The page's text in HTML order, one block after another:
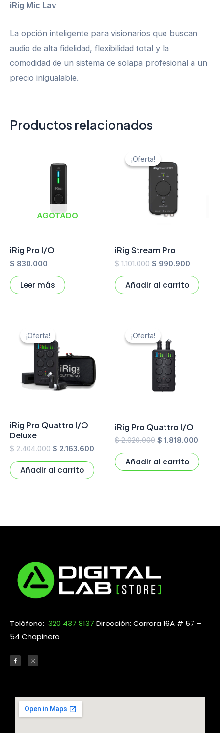
iRig Mic Lav
La opción inteligente para visionarios que buscan
audio de alta fidelidad, flexibilidad total y la
comodidad de un sistema de solapa profesional a un
precio inigualable.
Productos relacionados
AGOTADO
iRig Pro I/O
$ 830.000
Leer más
¡Oferta!
¡Oferta!
iRig Stream Pro
$1.101.000
precio
original
era:
$ 1.101.000.
$ 990.900
Añadir al carrito
¡Oferta!
¡Oferta!
iRig Pro Quattro I/O
Deluxe
$2.404.000
original
era:
$ 2.404.000.
$ 2.163.600
$ 2.163.600.
Añadir al carrito
¡Oferta!
¡Oferta!
iRig Pro Quattro I/O
$2.020.000
original
era:
$ 2.020.000.
$ 1.818.000
Añadir al carrito
Teléfono: 320 437 8137 Dirección: Carrera 16A # 57 –
54 Chapinero
c
e
b
s
t
a